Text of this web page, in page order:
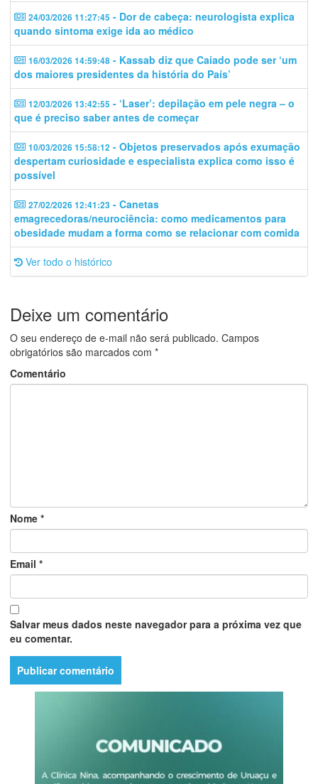
24/03/2026 11:27:45 - Dor de cabeça: neurologista explica
quando sintoma exige ida ao médico
16/03/2026 14:59:48 - Kassab diz que Caiado pode ser ‘um
dos maiores presidentes da história do País’
12/03/2026 13:42:55 - ‘Laser’: depilação em pele negra – o
que é preciso saber antes de começar
10/03/2026 15:58:12 - Objetos preservados após exumação
despertam curiosidade e especialista explica como isso é
possível
27/02/2026 12:41:23 - Canetas
emagrecedoras/neurociência: como medicamentos para
obesidade mudam a forma como se relacionar com comida
Ver todo o histórico
Deixe um comentário
O seu endereço de e-mail não será publicado. Campos
obrigatórios são marcados com *
Comentário
Nome *
Email *
Salvar meus dados neste navegador para a próxima vez que
eu comentar.